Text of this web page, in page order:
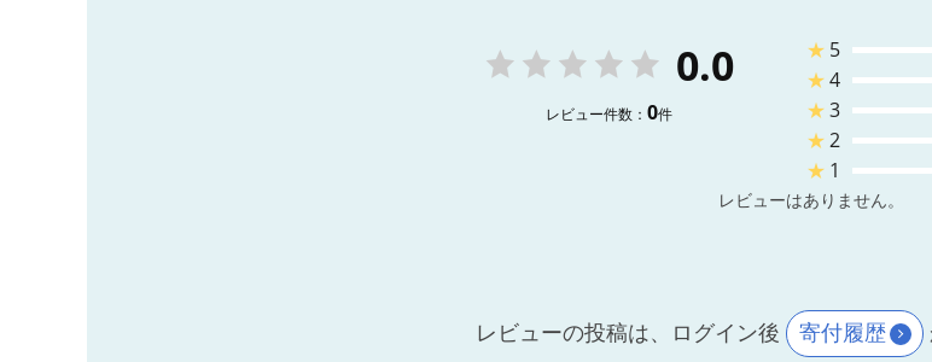
0.0
レビュー件数： 0件
★ 5
★4
★3
★2
★ 1
レビューはありません。
レビューの投稿は、ログイン後 寄付履歴